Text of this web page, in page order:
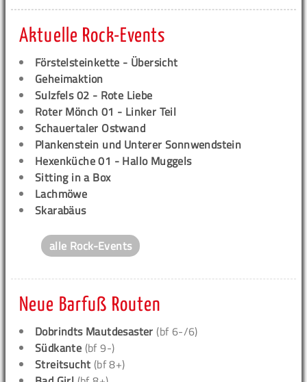
Aktuelle Rock-Events
Förstelsteinkette - Übersicht
Geheimaktion
Sulzfels 02 - Rote Liebe
Roter Mönch 01 - Linker Teil
Schauertaler Ostwand
Plankenstein und Unterer Sonnwendstein
Hexenküche 01 - Hallo Muggels
Sitting in a Box
Lachmöwe
Skarabäus
alle Rock-Events
Neue Barfuß Routen
Dobrindts Mautdesaster (bf 6-/6)
Südkante (bf 9-)
Streitsucht (bf 8+)